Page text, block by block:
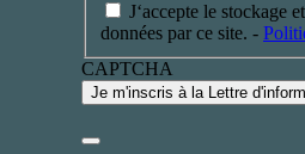
J‘accepte le stockage
données par ce site. -
CAPTCHA